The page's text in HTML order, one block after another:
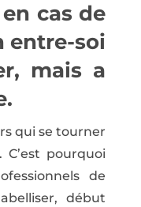
cas de
entre-soi
mais a
qui se tourner
pourquoi
de
début